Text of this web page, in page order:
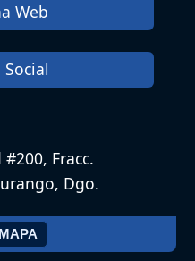
Web
Fracc.
Dgo.